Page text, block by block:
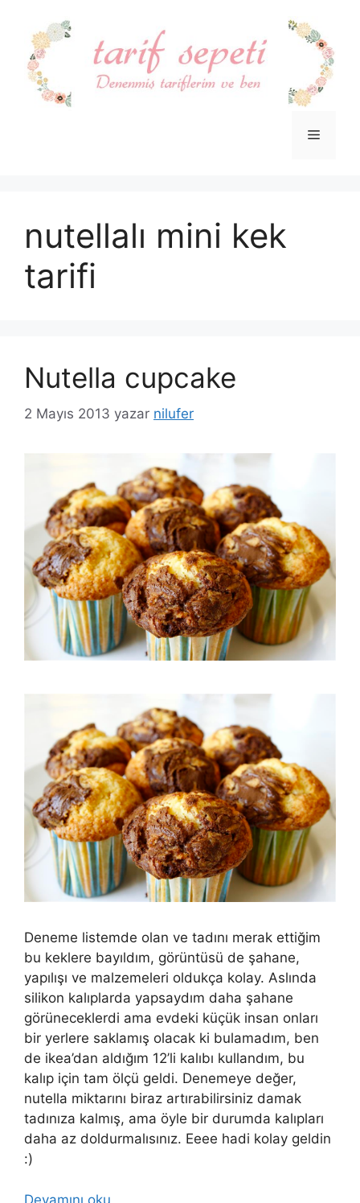
Menü
nutellalı mini kek
tarifi
Nutella cupcake
2 Mayıs 2013 yazar nilufer
Deneme listemde olan ve tadını merak ettiğim
bu keklere bayıldım, görüntüsü de şahane,
yapılışı ve malzemeleri oldukça kolay. Aslında
silikon kalıplarda yapsaydım daha şahane
görüneceklerdi ama evdeki küçük insan onları
bir yerlere saklamış olacak ki bulamadım, ben
de ikea’dan aldığım 12’li kalıbı kullandım, bu
kalıp için tam ölçü geldi. Denemeye değer,
nutella miktarını biraz artırabilirsiniz damak
tadınıza kalmış, ama öyle bir durumda kalıpları
daha az doldurmalısınız. Eeee hadi kolay geldin
:)
Devamını oku